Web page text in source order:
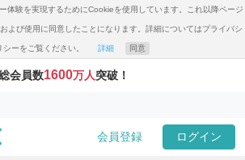
体験を実現するためにCookieを使用しています。これ以降ページ
よび使用に同意したことになります。詳細についてはプライバシ
シーをご覧ください。 詳細 同意
会員数1600万人突破！
会員登録 ログイン